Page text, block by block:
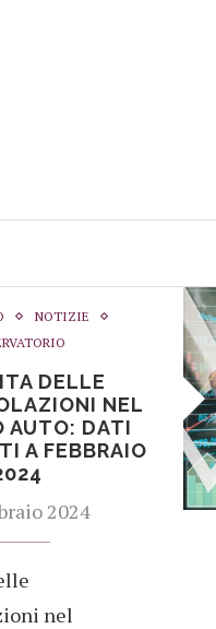
NOTIZIE
DELLE
NEL
AUTO: DATI
A FEBBRAIO
2024
nel